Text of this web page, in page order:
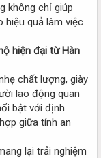
không chỉ giúp
hiệu quả làm việc
hiện đại từ Hàn
chất lượng, giày
lao động quan
bật với định
giữa tính an
lại trải nghiệm